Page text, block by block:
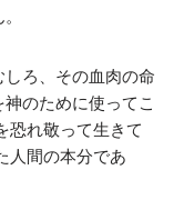
しろ、その血肉の命
神のために使ってこ
恐れ敬って生きて
間の本分であ